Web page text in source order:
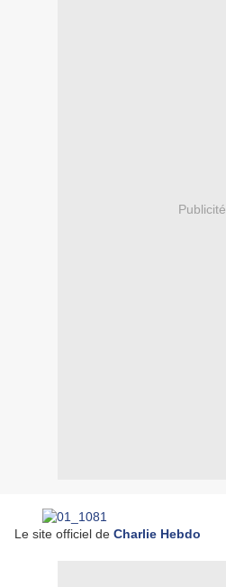
Publicité
Le site officiel de Charlie Hebdo